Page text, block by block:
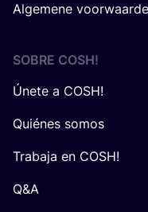
Algemene
SOBRE COSH!
Únete a COSH!
Quiénes somos
Trabaja en COSH!
Q&A